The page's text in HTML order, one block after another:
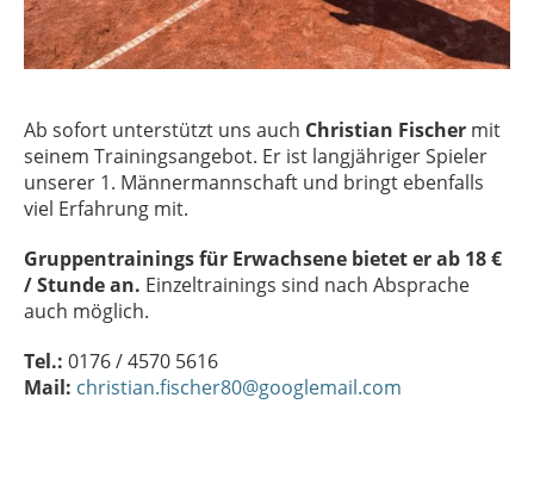
Ab sofort unterstützt uns auch Christian Fischer mit
seinem Trainingsangebot. Er ist langjähriger Spieler
unserer 1. Männermannschaft und bringt ebenfalls
viel Erfahrung mit.
Gruppentrainings für Erwachsene bietet er ab 18 €
/ Stunde an. Einzeltrainings sind nach Absprache
auch möglich.
Tel.: 0176 / 4570 5616
Mail: christian.fischer80@googlemail.com